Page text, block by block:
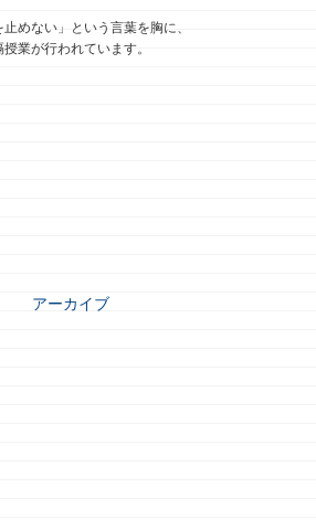
めない」という言葉を胸に、
業が行われています。
アーカイブ